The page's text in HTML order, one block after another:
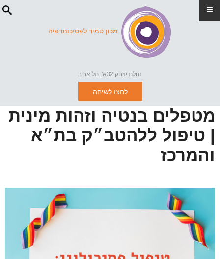
מכון טמיר לפסיכותרפיה
נחלת יצחק 32א', תל אביב
לחצו לשיחה
מטפלים בנטיה וזהות מינית
| טיפול ללהטב״ק בת״א
והמרכז
≡